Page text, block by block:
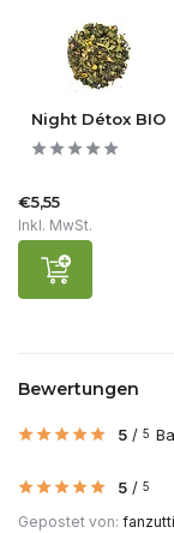
Night Détox BIO
€5,55
Inkl. MwSt.
Bewertungen
5 / 5
5 / 5
Gepostet von: fanzutti